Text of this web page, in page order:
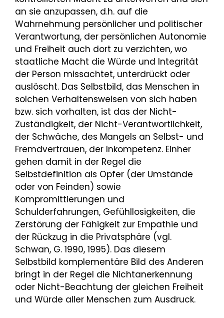
an sie anzupassen, d.h. auf die
Wahrnehmung persönlicher und politischer
Verantwortung, der persönlichen Autonomie
und Freiheit auch dort zu verzichten, wo
staatliche Macht die Würde und Integrität
der Person missachtet, unterdrückt oder
auslöscht. Das Selbstbild, das Menschen in
solchen Verhaltensweisen von sich haben
bzw. sich vorhalten, ist das der Nicht-
Zuständigkeit, der Nicht-Verantwortlichkeit,
der Schwäche, des Mangels an Selbst- und
Fremdvertrauen, der Inkompetenz. Einher
gehen damit in der Regel die
Selbstdefinition als Opfer (der Umstände
oder von Feinden) sowie
Kompromittierungen und
Schulderfahrungen, Gefühllosigkeiten, die
Zerstörung der Fähigkeit zur Empathie und
der Rückzug in die Privatsphäre (vgl.
Schwan, G. 1990, 1995). Das diesem
Selbstbild komplementäre Bild des Anderen
bringt in der Regel die Nichtanerkennung
oder Nicht-Beachtung der gleichen Freiheit
und Würde aller Menschen zum Ausdruck.